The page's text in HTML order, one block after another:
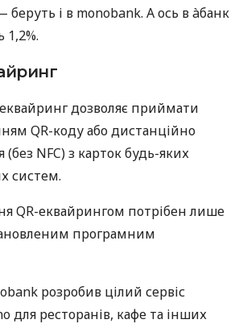
і в monobank. А ось в àбанк
1,2%.
дозволяє приймати
QR-коду або дистанційно
NFC) з карток будь-яких
систем.
QR-еквайрингом потрібен лише
програмним
розробив цілий сервіс
для ресторанів, кафе та інших